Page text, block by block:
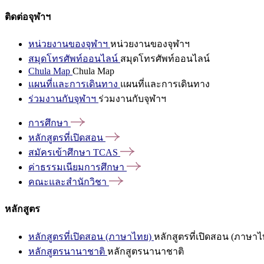
ติดต่อจุฬาฯ
หน่วยงานของจุฬาฯ หน่วยงานของจุฬาฯ
สมุดโทรศัพท์ออนไลน์ สมุดโทรศัพท์ออนไลน์
Chula Map Chula Map
แผนที่และการเดินทาง แผนที่และการเดินทาง
ร่วมงานกับจุฬาฯ ร่วมงานกับจุฬาฯ
การศึกษา
หลักสูตรที่เปิดสอน
สมัครเข้าศึกษา TCAS
ค่าธรรมเนียมการศึกษา
คณะและสำนักวิชา
หลักสูตร
หลักสูตรที่เปิดสอน (ภาษาไทย) หลักสูตรที่เปิดสอน (ภาษาไ
หลักสูตรนานาชาติ หลักสูตรนานาชาติ